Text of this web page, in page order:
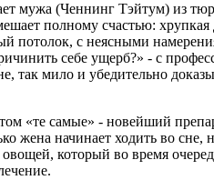
мужа (Ченнинг Тэйтум) из
полному счастью:
потолок, с неясными
себе ущерб?» - с
так мило и убедительно
«те самые» - новейший
жена начинает ходить во сне,
который во время